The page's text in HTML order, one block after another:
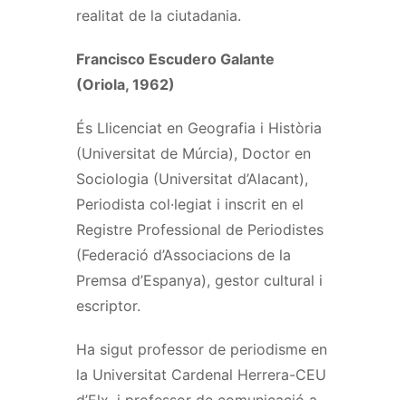
realitat de la ciutadania.
Francisco Escudero Galante
(Oriola, 1962)
És Llicenciat en Geografia i Història
(Universitat de Múrcia), Doctor en
Sociologia (Universitat d’Alacant),
Periodista col·legiat i inscrit en el
Registre Professional de Periodistes
(Federació d’Associacions de la
Premsa d’Espanya), gestor cultural i
escriptor.
Ha sigut professor de periodisme en
la Universitat Cardenal Herrera-CEU